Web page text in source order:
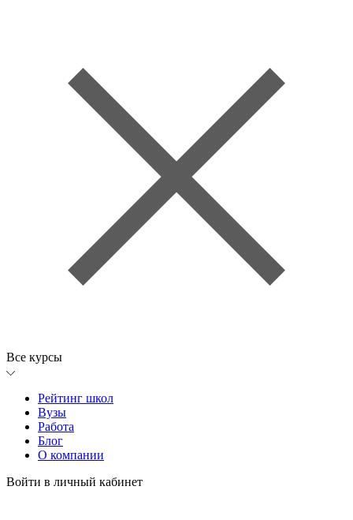
Все курсы
Рейтинг школ
Вузы
Работа
Блог
О компании
Войти в личный кабинет